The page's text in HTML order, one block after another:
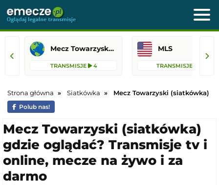
Mecz Towarzyski (siatkówka)
TRANSMISJE 4
MLS
TRANSMISJE
Strona główna Siatkówka Mecz Towarzyski (siatkówka)
Polub nas!
Mecz Towarzyski (siatkówka)
gdzie oglądać? Transmisje tv i
online, mecze na żywo i za
darmo